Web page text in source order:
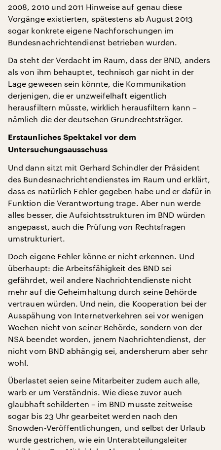
2008, 2010 und 2011 Hinweise auf genau diese
Vorgänge existierten, spätestens ab August 2013
sogar konkrete eigene Nachforschungen im
Bundesnachrichtendienst betrieben wurden.
Da steht der Verdacht im Raum, dass der BND, anders
als von ihm behauptet, technisch gar nicht in der
Lage gewesen sein könnte, die Kommunikation
derjenigen, die er unzweifelhaft eigentlich
herausfiltern müsste, wirklich herausfiltern kann –
nämlich die der deutschen Grundrechtsträger.
Erstaunliches Spektakel vor dem
Untersuchungsausschuss
Und dann sitzt mit Gerhard Schindler der Präsident
des Bundesnachrichtendienstes im Raum und erklärt,
dass es natürlich Fehler gegeben habe und er dafür in
Funktion die Verantwortung trage. Aber nun werde
alles besser, die Aufsichtsstrukturen im BND würden
angepasst, auch die Prüfung von Rechtsfragen
umstrukturiert.
Doch eigene Fehler könne er nicht erkennen. Und
überhaupt: die Arbeitsfähigkeit des BND sei
gefährdet, weil andere Nachrichtendienste nicht
mehr auf die Geheimhaltung durch seine Behörde
vertrauen würden. Und nein, die Kooperation bei der
Ausspähung von Internetverkehren sei vor wenigen
Wochen nicht von seiner Behörde, sondern von der
NSA beendet worden, jenem Nachrichtendienst, der
nicht vom BND abhängig sei, andersherum aber sehr
wohl.
Überlastet seien seine Mitarbeiter zudem auch alle,
warb er um Verständnis. Wie diese zuvor auch
glaubhaft schilderten – im BND musste zeitweise
sogar bis 23 Uhr gearbeitet werden nach den
Snowden-Veröffentlichungen, und selbst der Urlaub
wurde gestrichen, wie ein Unterabteilungsleiter